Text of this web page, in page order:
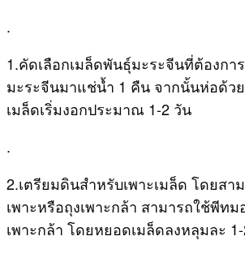
.
1.คัดเลือกเมล็ดพันธุ์มะระจีนที่ต้องกา
มะระจีนมาแช่น้ำ 1 คืน จากนั้นห่อด้ว
เมล็ดเริ่มงอกประมาณ 1-2 วัน
.
2.เตรียมดินสำหรับเพาะเมล็ด โดยสา
เพาะหรือถุงเพาะกล้า สามารถใช้พีท
เพาะกล้า โดยหยอดเมล็ดลงหลุมละ